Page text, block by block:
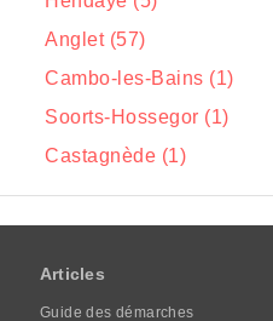
Anglet (57)
Cambo-les-Bains (1)
Soorts-Hossegor (1)
Castagnède (1)
Articles
Guide des démarches